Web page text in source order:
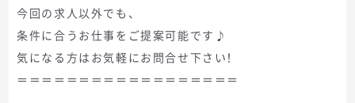
今回の求人以外でも、
条件に合うお仕事をご提案可能です♪
気になる方はお気軽にお問合せ下さい！
＝＝＝＝＝＝＝＝＝＝＝＝＝＝＝＝＝＝